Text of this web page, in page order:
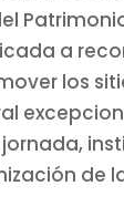
a
los
de